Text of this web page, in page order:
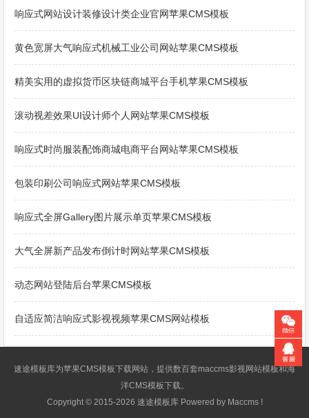
响应式网站设计装修设计类企业官网苹果CMS模板
黄色宽屏大气响应式机械工业公司网站苹果CMS模板
精美实用的虚拟货币区块链商城平台手机苹果CMS模板
滚动视差效果UI设计师个人网站苹果CMS模板
响应式时尚服装配饰商城电商平台网站苹果CMS模板
包装印刷公司响应式网站苹果CMS模板
响应式全屏Gallery图片展示单页苹果CMS模板
大气全屏新产品发布倒计时网站苹果CMS模板
动态网站登陆后台苹果CMS模板
自适应简洁响应式影视视频苹果CMS网站模板
速途模板库为苹果CMS模板下载网站，提供数百套maccms影视网站模板和海
洋CMS模板下载。
Copyright © 2015-2026 速途模板库 Powered by Maccms !